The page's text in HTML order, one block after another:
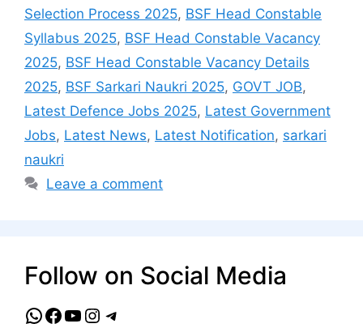
Selection Process 2025, BSF Head Constable
Syllabus 2025, BSF Head Constable Vacancy
2025, BSF Head Constable Vacancy Details
2025, BSF Sarkari Naukri 2025, GOVT JOB,
Latest Defence Jobs 2025, Latest Government
Jobs, Latest News, Latest Notification, sarkari
naukri
Leave a comment
Follow on Social Media
WhatsApp
Facebook
YouTube
Instagram
Telegram